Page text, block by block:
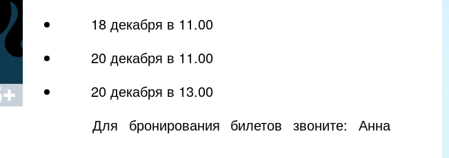
18 декабря в 11.00
20 декабря в 11.00
20 декабря в 13.00
Для бронирования билетов звоните: Анна